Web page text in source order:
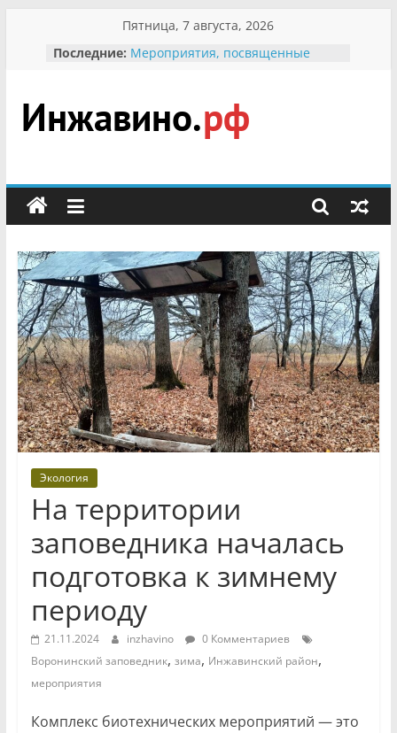
содержимому
Пятница, 7 августа, 2026
Последние: Мероприятия, посвященные
гражданин Инжавинского округа»
участнице Великой
Отечественной, фронтовичке
Безопасность в сети Интернет
мероприятии «Сохраним
первоцветы!»
В вольере Воронинского
заповедника родились крапчатые
суслики
Инжавино.рф
сельский
портал
Экология
На территории
заповедника началась
подготовка к зимнему
периоду
21.11.2024 inzhavino
0 Комментариев
Воронинский заповедник, зима, Инжавинский район,
мероприятия
Комплекс биотехнических мероприятий — это